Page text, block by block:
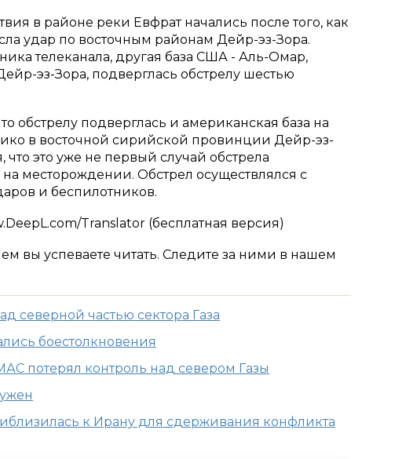
в районе реки Евфрат начались после того, как
удар по восточным районам Дейр-эз-Зора.
телеканала, другая база США - Аль-Омар,
эз-Зора, подверглась обстрелу шестью
обстрелу подверглась и американская база на
в восточной сирийской провинции Дейр-эз-
это уже не первый случай обстрела
месторождении. Обстрел осуществлялся с
и беспилотников.
Translator (бесплатная версия)
вы успеваете читать. Следите за ними в нашем
северной частью сектора Газа
боестолкновения
потерял контроль над севером Газы
к Ирану для сдерживания конфликта